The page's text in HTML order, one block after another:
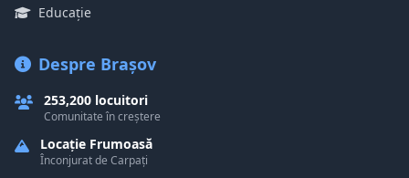
Educație
Despre Brașov
253,200 locuitori
Comunitate în creștere
Locație Frumoasă
Înconjurat de Carpați